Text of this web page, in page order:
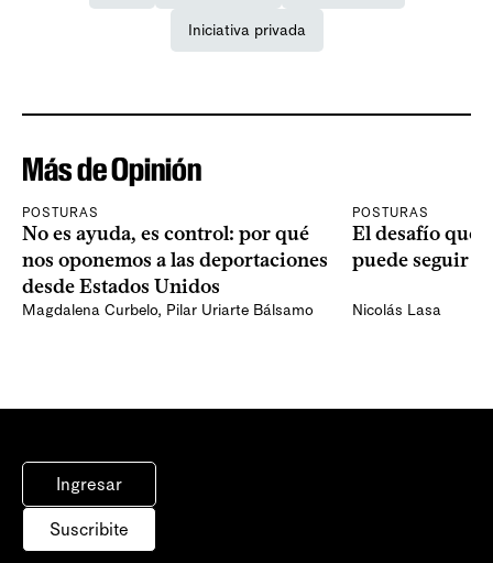
Iniciativa privada
Más de Opinión
POSTURAS
No es ayuda, es control: por qué
nos oponemos a las deportaciones
desde Estados Unidos
Magdalena Curbelo, Pilar Uriarte Bálsamo
POSTURAS
El desafío que
puede seguir
Nicolás Lasa
Ingresar
Suscribite